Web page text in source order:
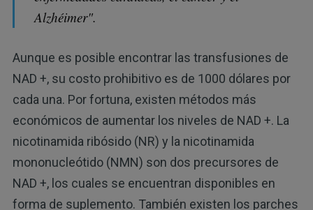
Alzhéimer".
Aunque es posible encontrar las transfusiones de
NAD +, su costo prohibitivo es de 1000 dólares por
cada una. Por fortuna, existen métodos más
económicos de aumentar los niveles de NAD +. La
nicotinamida ribósido (NR) y la nicotinamida
mononucleótido (NMN) son dos precursores de
NAD +, los cuales se encuentran disponibles en
forma de suplemento. También existen los parches